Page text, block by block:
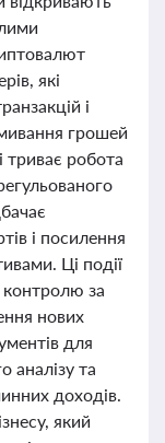
які
і
грошей
триває робота
і посилення
Ці події
за
нових
для
аналізу та
доходів.
який